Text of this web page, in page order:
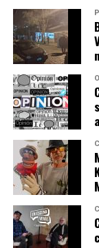
Esther Leiva trabajó
Belén vivió un